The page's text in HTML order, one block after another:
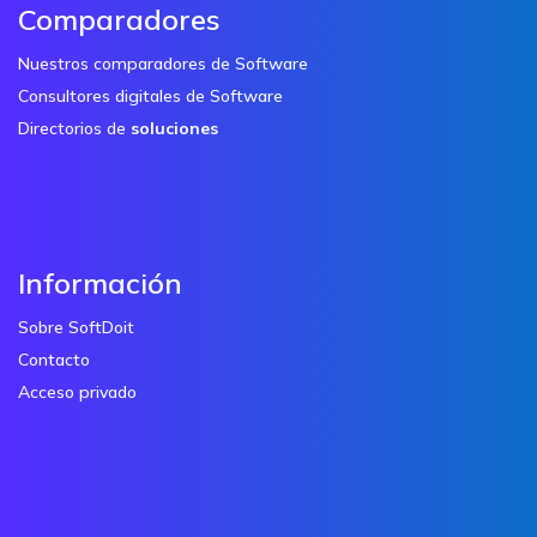
Comparadores
Nuestros comparadores de Software
Consultores digitales de Software
Directorios de soluciones
Información
Sobre SoftDoit
Contacto
Acceso privado